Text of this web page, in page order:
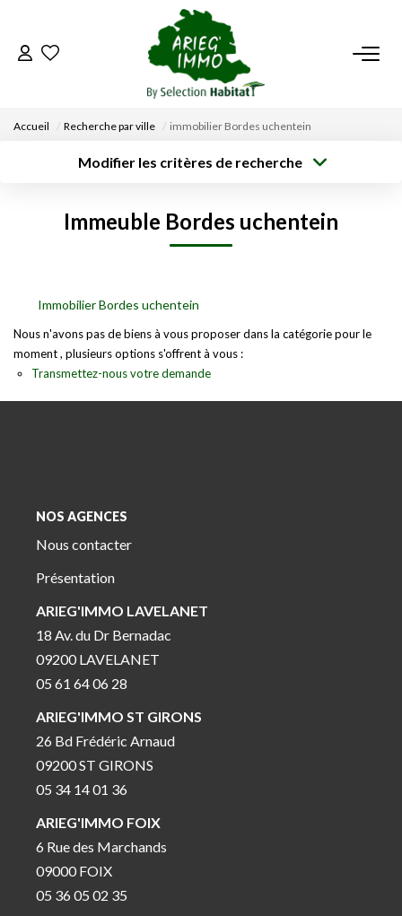
ACCUEIL
DÉPOSEZ VOTRE RECHERCHE
NOUS REJOINDRE
CONTACT
EN
Accueil Recherche par ville immobilier Bordes uchentein
Modifier les critères de recherche
Type de bienImmeuble Bordes uchentein
Immobilier Bordes uchentein
Nous n'avons pas de biens à vous proposer dans la catégorie pour le
moment , plusieurs options s'offrent à vous :
Transmettez-nous votre demande
NOS AGENCES
Nous contacter
Présentation
ARIEG'IMMO LAVELANET
18 Av. du Dr Bernadac
09200 LAVELANET
05 61 64 06 28
ARIEG'IMMO ST GIRONS
26 Bd Frédéric Arnaud
09200 ST GIRONS
05 34 14 01 36
ARIEG'IMMO FOIX
6 Rue des Marchands
09000 FOIX
05 36 05 02 35